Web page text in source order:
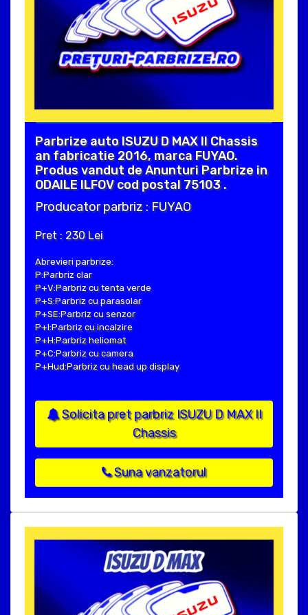
Parbrize auto ISUZU D MAX II Chassis
an fabricatie 2016, marca FUYAO.
Produs vandut de Anunturi Parbrize in
ODAILE ILFOV cod postal 75103 .
Producator parbriz : FUYAO
Pret : 230 Lei
Abrevieri parbrize:
P:Parbriz clar
P+V:Parbriz cu tenta verde
P+S:Parbriz cu parasolar
P+SE:Parbriz cu senzor
P+I:Parbriz cu incalzire
P+H:Parbriz heliomat
P+C:Parbriz cu camera
P+Hud:Parbriz cu head up display
Solicita pret parbriz ISUZU D MAX II
Chassis
Suna vanzatorul